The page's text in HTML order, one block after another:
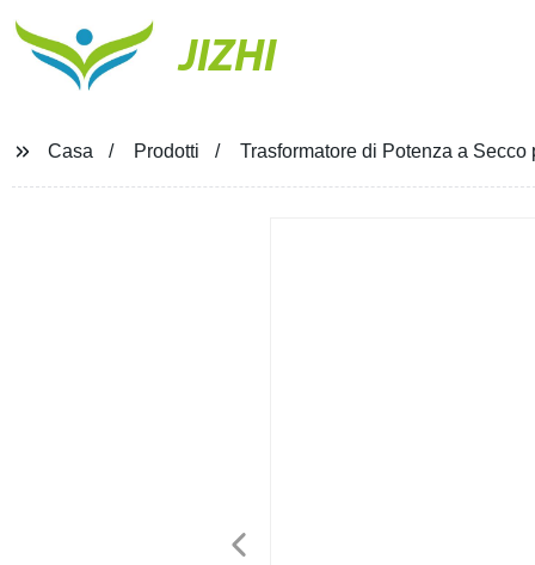
JIZHI
Casa Prodotti Trasformatore di Potenza a Secco